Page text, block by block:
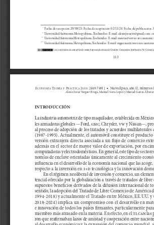
113
Los contenidos de este artículo están bajo una licencia de Creative Commons Atribución No
     *
Fecha de recepción: 20/08/23. Fecha de aceptación: 02/11/24. Fecha de publicación:
   **
Universidad Autónoma Metropolitana, Xochimilco. E-mail: alexisjosuevo@gmail.com.
  ***
Universidad Autónoma Metropolitana, Xochimilco. E-mail: msoria@correo.xoc.uam.mx.
**** Universidad Autónoma Metropolitana, Xochimilco. E-mail: mgarciaa@correo.xoc.uam.mx
ECONOMÍA TEORÍA Y PRÁCTICA [ISSN: 2448-7481] Nueva Época, año 32, número
Alexis Josué Vargas Ortega, Manuel Soria López y Manuel García Álvarez
INTRODUCCIÓN
La industria automotriz de tipo maquilador, establecida en
les armadoras globales —Ford, gmc, Chrysler, vw y Nissan—,
al proceso de adopción de los tratados y acuerdos multilaterales
(1987-1995). Actualmente, el automóvil constituye el producto
versión extranjera directa asociada a un flujo de comercio
además en el sector de mayor valor de exportación, por
computadoras y electrodomésticos. En general, este tipo de
nomías de enclave orientadas únicamente al crecimiento
influencia en el desarrollo de la economía nacional que las
respecto a la inversión en i+d tecnológica y la innovación
En el régimen neoliberal de inversión y comercio, un
tencial ofrecido por la globalización a través de tratados de libre
supuestos beneficios derivados de la difusión internacional de
sentido, la adopción del Tratado de Libre Comercio de América
1994-2018) y actualmente el Tratado entre México, EE.UU. y
2018-2024) implica un compromiso con el desarrollo en
e innovación de todos los países firmantes, particularmente
miembro más atrasado en la materia. En efecto, en el tlcan las
ron que reafirmaban lazos de amistad y cooperación entre
al desarrollo económico y la expansión del comercio mundial,